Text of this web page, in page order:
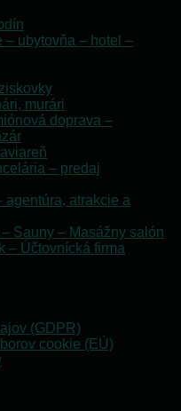
– ubytovňa – hotel –
murári
doprava –
– predaj
agentúra, atrakcie a
Sauny – Masážny salón
– Účtovnícká firma
(GDPR)
cookie (EÚ)